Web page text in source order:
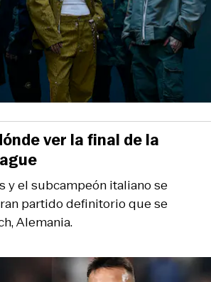
y el subcampeón italiano se
partido definitorio que se
Alemania.
ver la final de la